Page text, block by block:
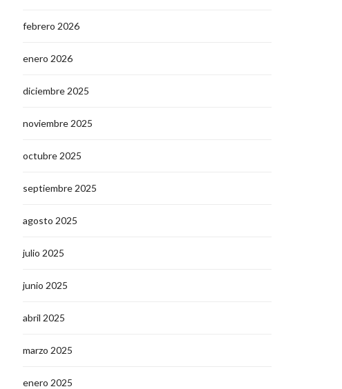
febrero 2026
enero 2026
diciembre 2025
noviembre 2025
octubre 2025
septiembre 2025
agosto 2025
julio 2025
junio 2025
abril 2025
marzo 2025
enero 2025